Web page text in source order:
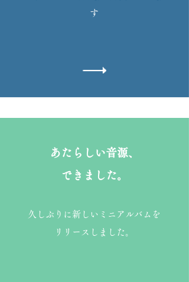
す
​あたらしい音源、
できました。
​久しぶりに新しいミニアルバムを
リリースしました。